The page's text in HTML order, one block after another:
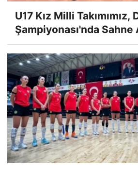
U17 Kız Milli Takımımız,
Şampiyonası'nda Sahne